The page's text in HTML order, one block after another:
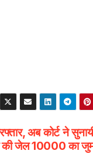
अब कोर्ट ने
जेल 10000 का